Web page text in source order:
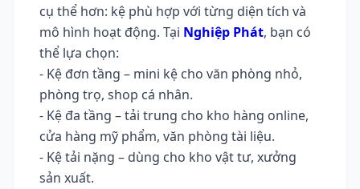
cụ thể hơn: kệ phù hợp với từng diện tích và
mô hình hoạt động. Tại Nghiệp Phát, bạn có
thể lựa chọn:
- Kệ đơn tầng – mini kệ cho văn phòng nhỏ,
phòng trọ, shop cá nhân.
- Kệ đa tầng – tải trung cho kho hàng online,
cửa hàng mỹ phẩm, văn phòng tài liệu.
- Kệ tải nặng – dùng cho kho vật tư, xưởng
sản xuất.